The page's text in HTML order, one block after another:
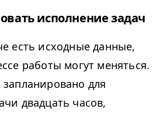
исполнение задач
есть исходные данные,
работы могут меняться.
для
двадцать часов,